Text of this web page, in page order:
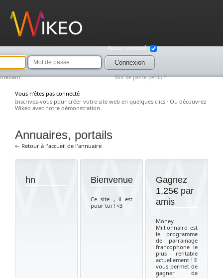
Rester connecté
Mot
de
passe
Connexion
Mot de passe perdu ?
Vous n'êtes pas connecté
Inscrivez-vous pour créer votre site web en quelques clics · Ou découvrez
Wikeo avec notre démonstration
Annuaires, portails
← Retour à l'accueil de l'annuaire
hn Bienvenue
Ce site , il est
pour toi ! <3
Gagnez
1,25€ par
amis
Money
Millionnaire est
le programme
de parrainage
francophone le
plus rentable
actuellement ! Il
vous permet de
gagner de